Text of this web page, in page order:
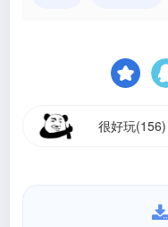
很好玩(156)